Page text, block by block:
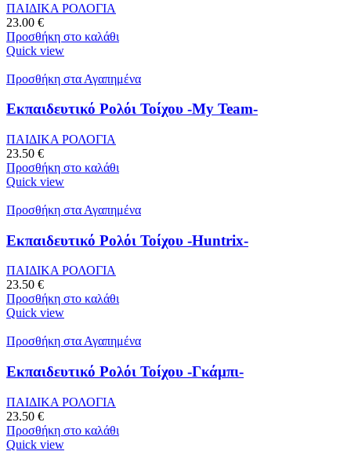
ΠΑΙΔΙΚΑ ΡΟΛΟΓΙΑ
23.00 €
Προσθήκη στο καλάθι
Quick view
Προσθήκη στα Αγαπημένα
Εκπαιδευτικό Ρολόι Τοίχου -My Team-
ΠΑΙΔΙΚΑ ΡΟΛΟΓΙΑ
23.50 €
Προσθήκη στο καλάθι
Quick view
Προσθήκη στα Αγαπημένα
Εκπαιδευτικό Ρολόι Τοίχου -Huntrix-
ΠΑΙΔΙΚΑ ΡΟΛΟΓΙΑ
23.50 €
Προσθήκη στο καλάθι
Quick view
Προσθήκη στα Αγαπημένα
Εκπαιδευτικό Ρολόι Τοίχου -Γκάμπι-
ΠΑΙΔΙΚΑ ΡΟΛΟΓΙΑ
23.50 €
Προσθήκη στο καλάθι
Quick view